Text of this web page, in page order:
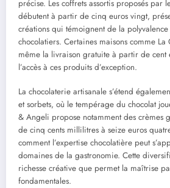
précise. Les coffrets assortis proposés par
débutent à partir de cinq euros vingt,
créations qui témoignent de la
chocolatiers. Certaines maisons comme
même la livraison gratuite à partir de cent
l’accès à ces produits d’exception.
La chocolaterie artisanale s’étend
et sorbets, où le tempérage du chocolat
& Angeli propose notamment des crèmes
de cinq cents millilitres à seize euros
comment l’expertise chocolatière peut
domaines de la gastronomie. Cette
richesse créative que permet la maîtrise
fondamentales.